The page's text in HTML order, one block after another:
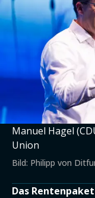
Manuel Hagel
Union
Bild: Philipp von
Das